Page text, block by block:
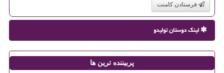
فرستادن کامنت
لینک دوستان تولیدو
پربیننده ترین ها